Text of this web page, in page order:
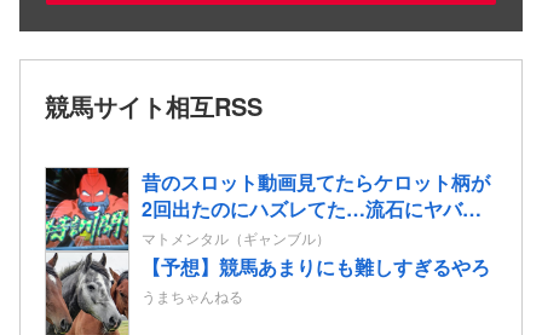
競馬サイト相互RSS
昔のスロット動画見てたらケロット柄が
2回出たのにハズレてた…流石にヤバす
ぎじゃね？
マトメンタル（ギャンブル）
【予想】競馬あまりにも難しすぎるやろ
うまちゃんねる